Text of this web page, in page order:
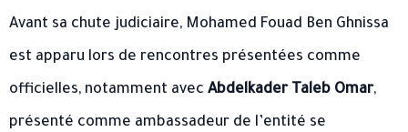
Avant sa chute judiciaire, Mohamed Fouad Ben Ghnissa
est apparu lors de rencontres présentées comme
officielles, notamment avec Abdelkader Taleb Omar,
présenté comme ambassadeur de l’entité se